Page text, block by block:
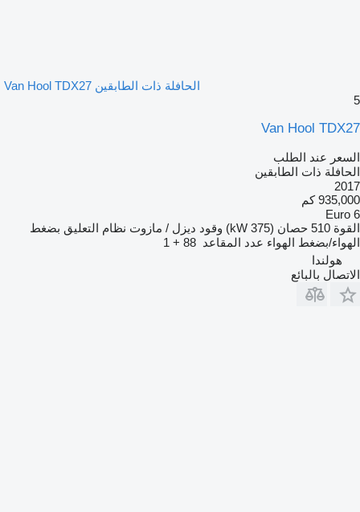
الحافلة ذات الطابقين Van Hool TDX27
5
Van Hool TDX27
السعر عند الطلب
الحافلة ذات الطابقين
2017
935,000 كم
Euro 6
القوة 510 حصان (375 kW) وقود ديزل / مازوت نظام التعليق بضغط
الهواء/بضغط الهواء عدد المقاعد 88 + 1
هولندا
الاتصال بالبائع